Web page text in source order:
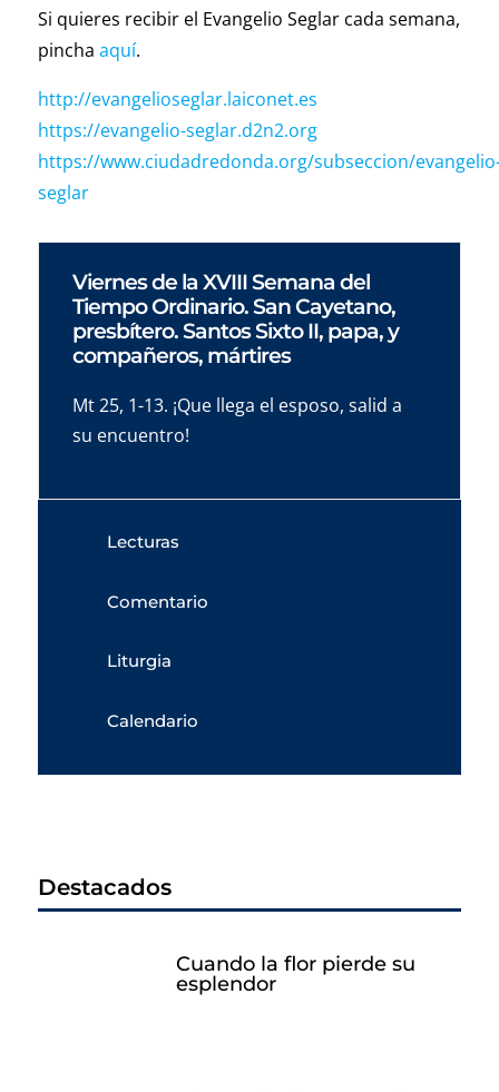
Si quieres recibir el Evangelio Seglar cada semana,
pincha aquí.
http://evangelioseglar.laiconet.es
https://evangelio-seglar.d2n2.org
https://www.ciudadredonda.org/subseccion/
seglar
Viernes de la XVIII Semana del
Tiempo Ordinario. San Cayetano,
presbítero. Santos Sixto II, papa, y
compañeros, mártires
Mt 25, 1-13. ¡Que llega el esposo, salid a
su encuentro!
Lecturas
Comentario
Liturgia
Calendario
Destacados
Cuando la flor pierde su
esplendor